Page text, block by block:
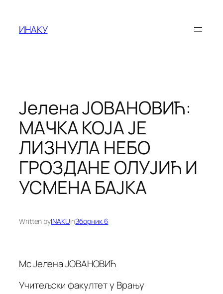
содржината
ИНАКУ
Јелена ЈОВАНОВИЋ:
МАЧКА КОЈА ЈЕ
ЛИЗНУЛА НЕБО
ГРОЗДАНЕ ОЛУЈИЋ И
УСМЕНА БАЈКА
Written byINAKUinЗборник 6
Мс Јелена ЈОВАНОВИЋ
Учитељски факултет у Врању